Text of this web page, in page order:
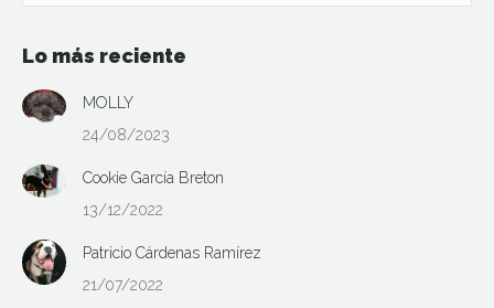
Lo más reciente
MOLLY
24/08/2023
Cookie García Breton
13/12/2022
Patricio Cárdenas Ramírez
21/07/2022